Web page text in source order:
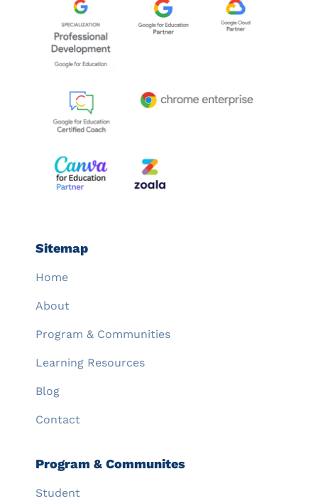
Sitemap
Home
About
Program & Communities
Learning Resources
Blog
Contact
Program & Communites
Student